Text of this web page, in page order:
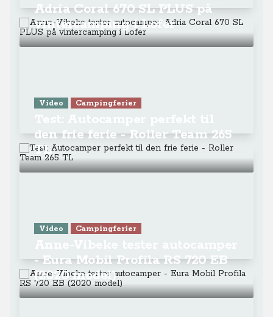
Adria Coral 670 SL PLUS på
vintercamping i Lofer
Video Campingferier
den frie ferie - Roller Team 265
TL
Video Campingferier
- Eura Mobil Profila RS 720 EB
(2020 model)